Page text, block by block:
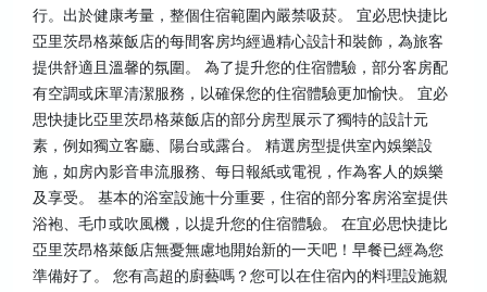
行。出於健康考量，整個住宿範圍內嚴禁吸菸。 宜必思快捷比
亞里茨昂格萊飯店的每間客房均經過精心設計和裝飾，為旅客
提供舒適且溫馨的氛圍。 為了提升您的住宿體驗，部分客房配
有空調或床單清潔服務，以確保您的住宿體驗更加愉快。 宜必
思快捷比亞里茨昂格萊飯店的部分房型展示了獨特的設計元
素，例如獨立客廳、陽台或露台。 精選房型提供室內娛樂設
施，如房內影音串流服務、每日報紙或電視，作為客人的娛樂
及享受。 基本的浴室設施十分重要，住宿的部分客房浴室提供
浴袍、毛巾或吹風機，以提升您的住宿體驗。 在宜必思快捷比
亞里茨昂格萊飯店無憂無慮地開始新的一天吧！早餐已經為您
準備好了。 您有高超的廚藝嗎？您可以在住宿內的料理設施親